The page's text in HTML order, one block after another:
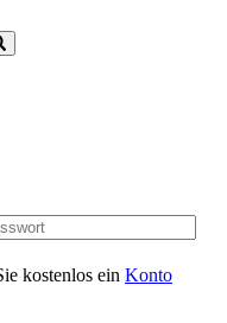
kostenlos ein Konto